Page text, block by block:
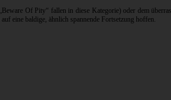
Of Pity“ fallen in diese Kategorie) oder dem
eine baldige, ähnlich spannende Fortsetzung hoffen.